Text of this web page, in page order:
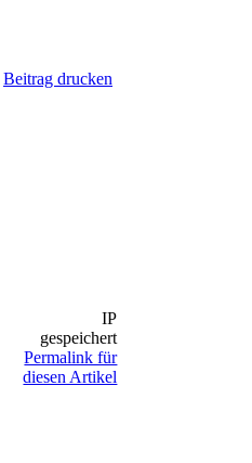
Beitrag drucken
IP
gespeichert
Permalink für
diesen Artikel